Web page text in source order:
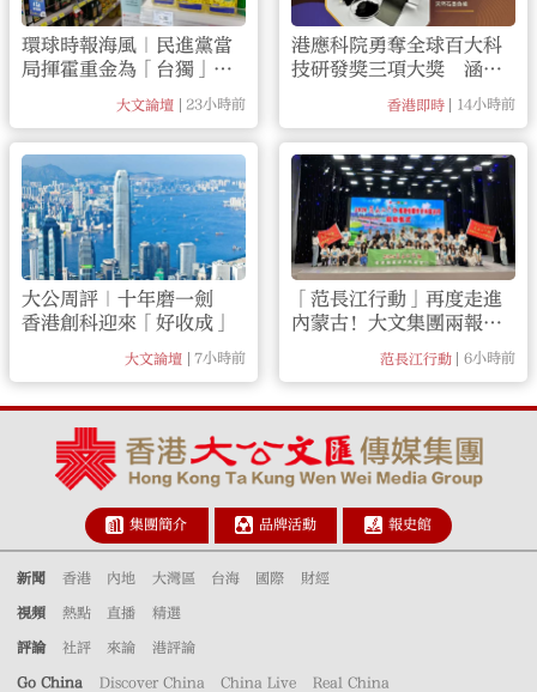
環球時報海風｜民進黨當
局揮霍重金為「台獨」編
織「皇帝新衣」
大文論壇 23小時前
港應科院勇奪全球百大科
技研發獎三項大獎 涵蓋
無水染色、快速充電等領
香港即時 14小時前
大公周評｜十年磨一劍
香港創科迎來「好收成」
大文論壇 7小時前
「范長江行動」再度走進
內蒙古！大文集團兩報全
范長江行動 6小時前
集團簡介 品牌活動 報史館
新聞 香港 內地 大灣區 台海 國際 財經
視頻 熱點 直播 精選
評論 社評 來論 港評論
Go China Discover China China Live Real China